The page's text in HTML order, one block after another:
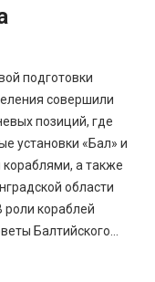
подготовки
совершили
позиций, где
установки «Бал» и
а также
области
роли кораблей
Балтийского...